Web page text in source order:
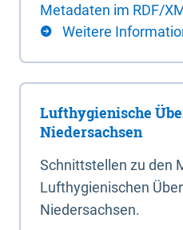
Metadaten im RDF/
Weitere
Lufthygienische
Niedersachsen
Schnittstellen zu den
Lufthygienischen
Niedersachsen.